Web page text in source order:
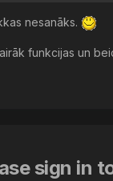
nesanāks.
funkcijas un
sign in